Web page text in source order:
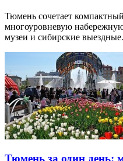
Тюмень сочетает
многоуровневую
музеи и сибирские
Тюмень за один день: